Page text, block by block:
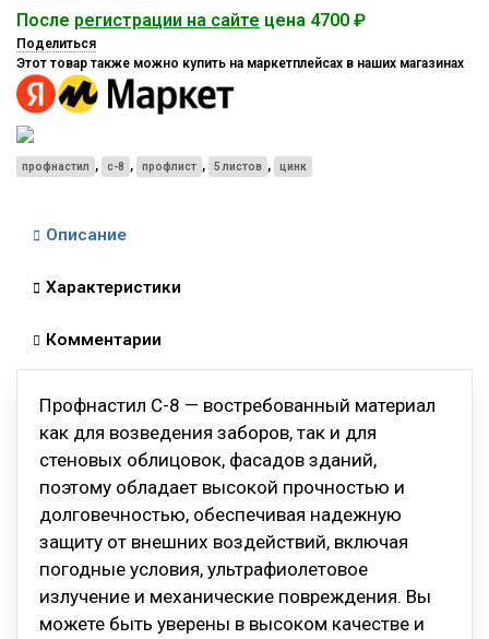
После регистрации на сайте цена 4700 ₽
Поделиться
Этот товар также можно купить на маркетплейсах в наших магазинах
профнастил , с-8 , профлист , 5 листов , цинк
Описание
Характеристики
Комментарии
Профнастил С-8 — востребованный материал
как для возведения заборов, так и для
стеновых облицовок, фасадов зданий,
поэтому обладает высокой прочностью и
долговечностью, обеспечивая надежную
защиту от внешних воздействий, включая
погодные условия, ультрафиолетовое
излучение и механические повреждения. Вы
можете быть уверены в высоком качестве и